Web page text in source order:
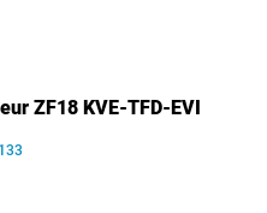
ZF18 KVE-TFD-EVI